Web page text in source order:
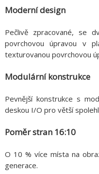
Moderní design
Pečlivě zpracované, se
povrchovou úpravou v
texturovanou povrchovou
Modulární konstrukce
Pevnější konstrukce s
deskou I/O pro větší
Poměr stran 16:10
O 10 % více místa na
generace.